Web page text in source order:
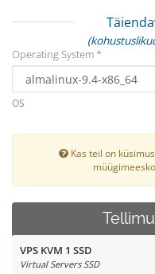
Operating System *
OS
Kas teil on
VPS KVM 1 SSD
Virtual Servers SSD